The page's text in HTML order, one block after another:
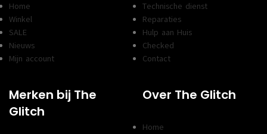
Home
Winkel
SALE
Nieuws
Mijn account
Technische dienst
Reparaties
Hulp aan Huis
Checked
Contact
Merken bij The
Glitch
Over The Glitch
Home